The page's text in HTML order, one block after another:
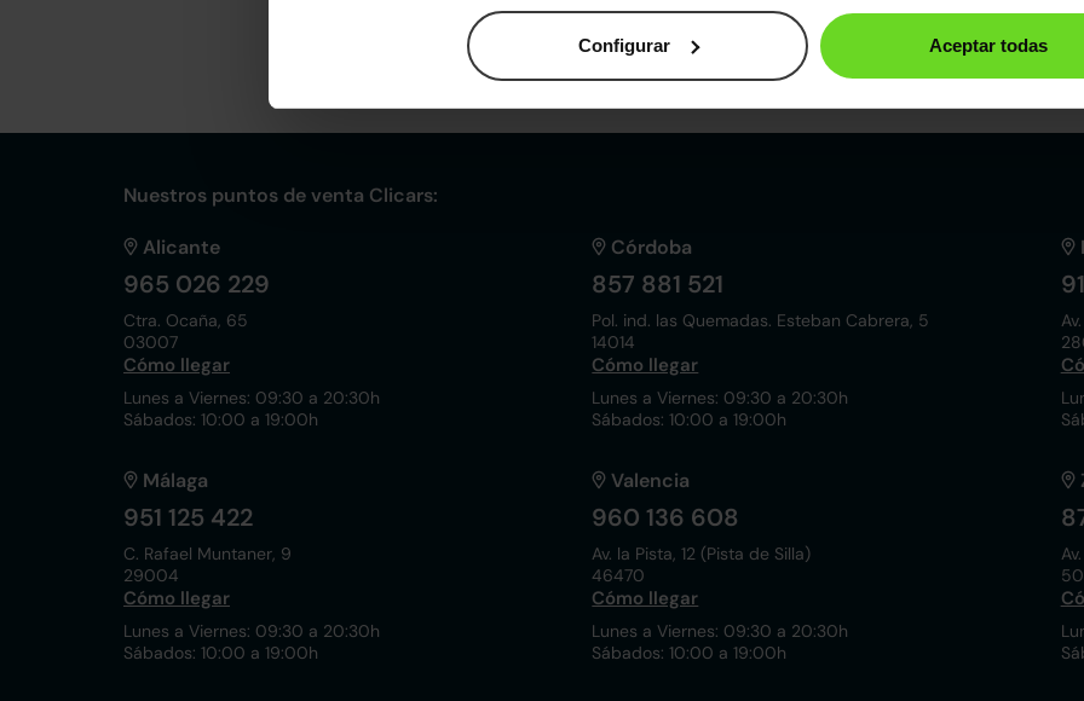
Configurar Aceptar todas
Tesla Model X
2019 | 77.800km | 423CV | Autonomía 450km
46.990€
37.090€
Nuestros puntos de venta Clicars:
Alicante
965 026 229
Ctra. Ocaña, 65
03007
Cómo llegar
Lunes a Viernes: 09:30 a 20:30h
Sábados: 10:00 a 19:00h
Córdoba
857 881 521
Pol. ind. las Quemadas. Esteban Cabrera, 5
14014
Cómo llegar
Lunes a Viernes: 09:30 a 20:30h
Sábados: 10:00 a 19:00h
Málaga
951 125 422
C. Rafael Muntaner, 9
29004
Cómo llegar
Lunes a Viernes: 09:30 a 20:30h
Sábados: 10:00 a 19:00h
Valencia
960 136 608
Av. la Pista, 12 (Pista de Silla)
46470
Cómo llegar
Lunes a Viernes: 09:30 a 20:30h
Sábados: 10:00 a 19:00h